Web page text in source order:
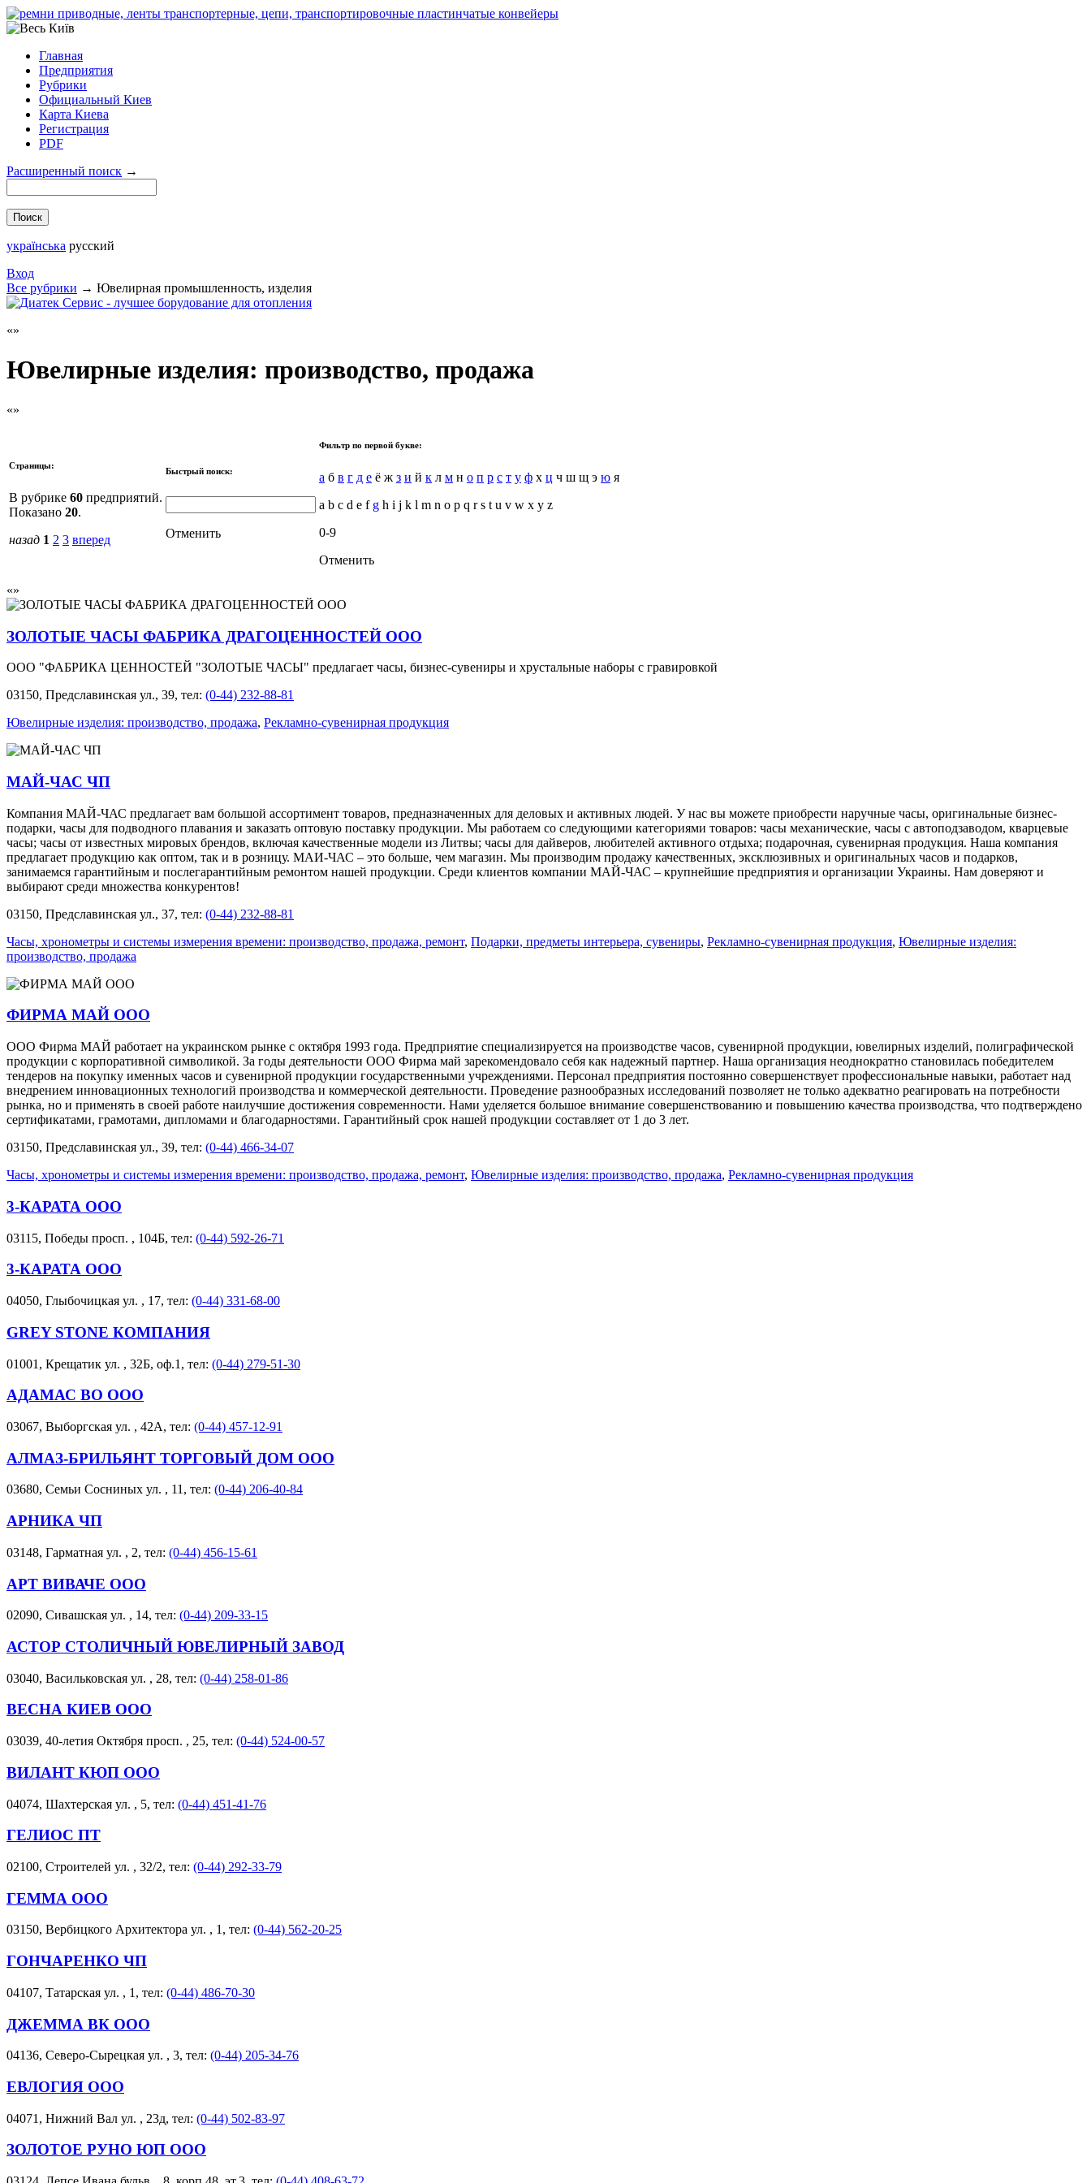
Главная
Предприятия
Рубрики
Официальный Киев
Карта Киева
Регистрация
PDF
Расширенный поиск →
українська русский
Вход
Все рубрики → Ювелирная промышленность, изделия
Ювелирные изделия: производство, продажа
Страницы:
В рубрике 60 предприятий.
Показано 20.
назад 1 2 3 вперед
Быстрый поиск:
Отменить
Фильтр по первой букве:
а б в г д е ё ж з и й к л м н о п р с т у ф х ц ч ш щ э ю я
a b c d e f g h i j k l m n o p q r s t u v w x y z
0-9
Отменить
ЗОЛОТЫЕ ЧАСЫ ФАБРИКА ДРАГОЦЕННОСТЕЙ ООО
ООО "ФАБРИКА ЦЕННОСТЕЙ "ЗОЛОТЫЕ ЧАСЫ" предлагает часы, бизнес-сувениры и хрустальные наборы с гравировкой
03150, Предславинская ул., 39, тел: (0-44) 232-88-81
Ювелирные изделия: производство, продажа, Рекламно-сувенирная продукция
МАЙ-ЧАС ЧП
Компания МАЙ-ЧАС предлагает вам большой ассортимент товаров, предназначенных для деловых и активных людей. У нас вы можете приобрести наручные часы, оригинальные бизнес-
подарки, часы для подводного плавания и заказать оптовую поставку продукции. Мы работаем со следующими категориями товаров: часы механические, часы с автоподзаводом, кварцевые
часы; часы от известных мировых брендов, включая качественные модели из Литвы; часы для дайверов, любителей активного отдыха; подарочная, сувенирная продукция. Наша компания
предлагает продукцию как оптом, так и в розницу. МАИ-ЧАС – это больше, чем магазин. Мы производим продажу качественных, эксклюзивных и оригинальных часов и подарков,
занимаемся гарантийным и послегарантийным ремонтом нашей продукции. Среди клиентов компании МАЙ-ЧАС – крупнейшие предприятия и организации Украины. Нам доверяют и
выбирают среди множества конкурентов!
03150, Предславинская ул., 37, тел: (0-44) 232-88-81
Часы, хронометры и системы измерения времени: производство, продажа, ремонт, Подарки, предметы интерьера, сувениры, Рекламно-сувенирная продукция, Ювелирные изделия:
производство, продажа
ФИРМА МАЙ ООО
ООО Фирма МАЙ работает на украинском рынке с октября 1993 года. Предприятие специализируется на производстве часов, сувенирной продукции, ювелирных изделий, полиграфической
продукции с корпоративной символикой. За годы деятельности ООО Фирма май зарекомендовало себя как надежный партнер. Наша организация неоднократно становилась победителем
тендеров на покупку именных часов и сувенирной продукции государственными учреждениями. Персонал предприятия постоянно совершенствует профессиональные навыки, работает над
внедрением инновационных технологий производства и коммерческой деятельности. Проведение разнообразных исследований позволяет не только адекватно реагировать на потребности
рынка, но и применять в своей работе наилучшие достижения современности. Нами уделяется большое внимание совершенствованию и повышению качества производства, что подтверждено
сертификатами, грамотами, дипломами и благодарностями. Гарантийный срок нашей продукции составляет от 1 до 3 лет.
03150, Предславинская ул., 39, тел: (0-44) 466-34-07
Часы, хронометры и системы измерения времени: производство, продажа, ремонт, Ювелирные изделия: производство, продажа, Рекламно-сувенирная продукция
3-КАРАТА ООО
03115, Победы просп. , 104Б, тел: (0-44) 592-26-71
3-КАРАТА ООО
04050, Глыбочицкая ул. , 17, тел: (0-44) 331-68-00
GREY STONE КОМПАНИЯ
01001, Крещатик ул. , 32Б, оф.1, тел: (0-44) 279-51-30
АДАМАС ВО ООО
03067, Выборгская ул. , 42А, тел: (0-44) 457-12-91
АЛМАЗ-БРИЛЬЯНТ ТОРГОВЫЙ ДОМ ООО
03680, Семьи Сосниных ул. , 11, тел: (0-44) 206-40-84
АРНИКА ЧП
03148, Гарматная ул. , 2, тел: (0-44) 456-15-61
АРТ ВИВАЧЕ ООО
02090, Сивашская ул. , 14, тел: (0-44) 209-33-15
АСТОР СТОЛИЧНЫЙ ЮВЕЛИРНЫЙ ЗАВОД
03040, Васильковская ул. , 28, тел: (0-44) 258-01-86
ВЕСНА КИЕВ ООО
03039, 40-летия Октября просп. , 25, тел: (0-44) 524-00-57
ВИЛАНТ КЮП ООО
04074, Шахтерская ул. , 5, тел: (0-44) 451-41-76
ГЕЛИОС ПТ
02100, Строителей ул. , 32/2, тел: (0-44) 292-33-79
ГЕММА ООО
03150, Вербицкого Архитектора ул. , 1, тел: (0-44) 562-20-25
ГОНЧАРЕНКО ЧП
04107, Татарская ул. , 1, тел: (0-44) 486-70-30
ДЖЕММА ВК ООО
04136, Северо-Сырецкая ул. , 3, тел: (0-44) 205-34-76
ЕВЛОГИЯ ООО
04071, Нижний Вал ул. , 23д, тел: (0-44) 502-83-97
ЗОЛОТОЕ РУНО ЮП ООО